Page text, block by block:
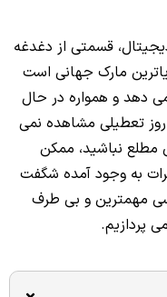
قسمتی از دغدغه
مارک جهانی است
دهد و همواره در حال
تعطیلی مشاهده نمی
مطلع نباشید، ممکن
به وجود آمده شگفت
مهمترین و بی طرف
پردازیم.